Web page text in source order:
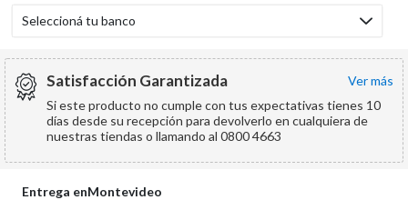
Seleccioná tu banco
Satisfacción Garantizada
ver más
Si este producto no cumple con tus expectativas tienes 10
días desde su recepción para devolverlo en cualquiera de
nuestras tiendas o llamando al 0800 4663
Entrega enMontevideo